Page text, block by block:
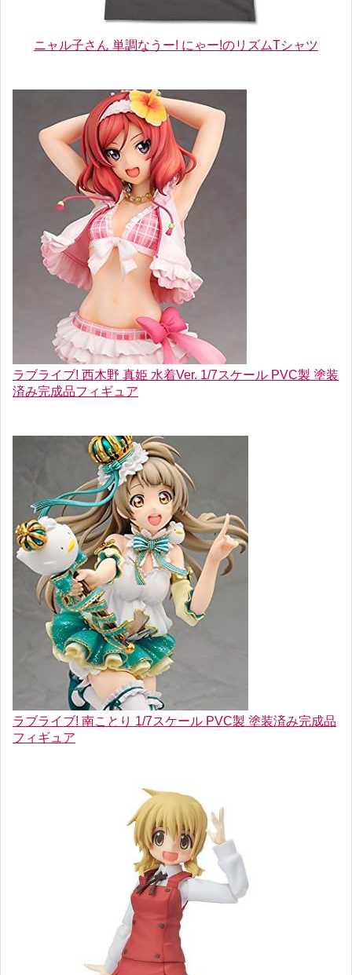
ニャル子さん 単調なうー! にゃー!のリズムTシャツ
ラブライブ! 西木野 真姫 水着Ver. 1/7スケール PVC製 塗装
済み完成品フィギュア
ラブライブ! 南ことり 1/7スケール PVC製 塗装済み完成品
フィギュア